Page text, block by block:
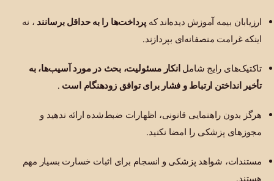
ارزیابان بیمه آموزش دیده‌اند کهپرداخت‌ها را به حداقل برسانند ، نه
اینکه غرامت منصفانه‌ای بپردازند.
تاکتیک‌های رایج شامل انکار مسئولیت، بحث در مورد آسیب‌ها، به
تأخیر انداختن ارتباط و فشار برای توافق زودهنگام است .
هرگز بدون راهنمایی قانونی، اظهارات ضبط‌شده ارائه ندهید و
مجوزهای پزشکی را امضا نکنید.
مستندات، شواهد پزشکی و انسجام برای اثبات خسارت بسیار مهم
هستند.